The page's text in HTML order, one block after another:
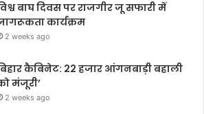
बाघ दिवस पर राजगीर जू सफारी में
कार्यक्रम
2 weeks ago
कैबिनेट: 22 हजार आंगनबाड़ी बहाली
मंजूरी’
2 weeks ago